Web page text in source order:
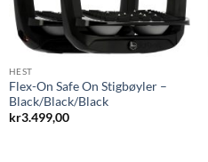
NYHETER
Samshield Miss Shield 2.0 Black
Shadowmatt with Celestial
Crystal Top and Band – M